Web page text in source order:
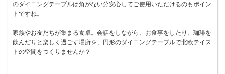
のダイニングテーブルは角がない分安心してご使用いただけるのもポイン
トですね。
家族やお友だちが集まる食卓。会話をしながら、お食事をしたり、珈琲を
飲んだりと楽しく過ごす場所を、円形のダイニングテーブルで北欧テイス
トの空間をつくりませんか？